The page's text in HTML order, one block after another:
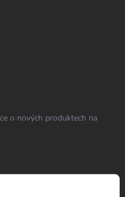
o nových produktech na